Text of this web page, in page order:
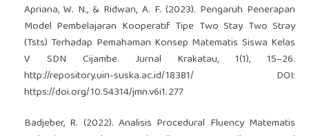
Apriana, W. N., & Ridwan, A. F. (2023). Pengaruh Penerapan
Model Pembelajaran Kooperatif Tipe Two Stay Two Stray
(Tsts) Terhadap Pemahaman Konsep Matematis Siswa Kelas
V SDN Cijambe. Jurnal Krakatau, 1(1), 15–26.
http://repository.uin-suska.ac.id/18381/DOI:
https://doi.org/10.54314/jmn.v6i1.277
Badjeber, R. (2022). Analisis Procedural Fluency Matematis